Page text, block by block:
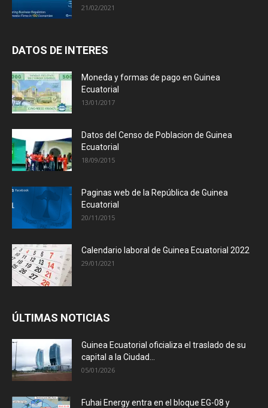
21/02/2021
DATOS DE INTERES
Moneda y formas de pago en Guinea
Ecuatorial
13/01/2017
Datos del Censo de Poblacion de Guinea
Ecuatorial
18/09/2015
Paginas web de la República de Guinea
Ecuatorial
20/11/2015
Calendario laboral de Guinea Ecuatorial 2022
29/01/2021
ÚLTIMAS NOTICIAS
Guinea Ecuatorial oficializa el traslado de su
capital a la Ciudad...
05/01/2026
Fuhai Energy entra en el bloque EG-08 y